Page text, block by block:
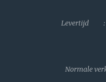
Levertijd : 5
Normale